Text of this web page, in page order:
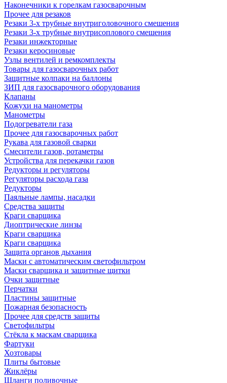
Наконечники к горелкам газосварочным
Прочее для резаков
Резаки 3-х трубные внутриголовочного смешения
Резаки 3-х трубные внутрисоплового смешения
Резаки инжекторные
Резаки керосиновые
Узлы вентилей и ремкомплекты
Товары для газосварочных работ
Защитные колпаки на баллоны
ЗИП для газосварочного оборудования
Клапаны
Кожухи на манометры
Манометры
Подогреватели газа
Прочее для газосварочных работ
Рукава для газовой сварки
Смесители газов, ротаметры
Устройства для перекачки газов
Редукторы и регуляторы
Регуляторы расхода газа
Редукторы
Паяльные лампы, насадки
Средства защиты
Краги сварщика
Диоптрические линзы
Краги сварщика
Краги сварщика
Защита органов дыхания
Маски с автоматическим светофильтром
Маски сварщика и защитные щитки
Очки защитные
Перчатки
Пластины защитные
Пожарная безопасность
Прочее для средств защиты
Светофильтры
Стёкла к маскам сварщика
Фартуки
Хозтовары
Плиты бытовые
Жиклёры
Шланги поливочные